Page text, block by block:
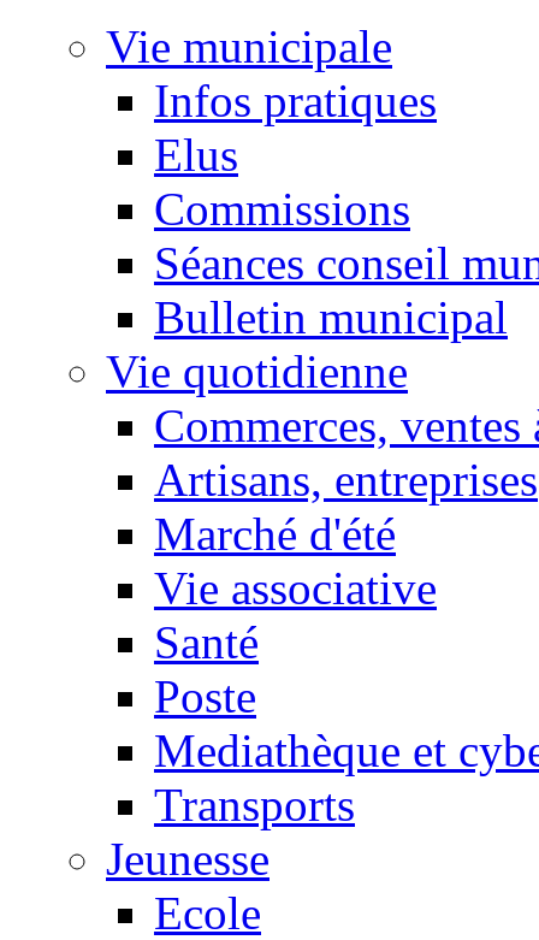
Vie municipale
Infos pratiques
Elus
Commissions
Séances conseil
Bulletin municipal
Vie quotidienne
Commerces, ventes
Artisans, entreprises
Marché d'été
Vie associative
Santé
Poste
Mediathèque et
Transports
Jeunesse
Ecole